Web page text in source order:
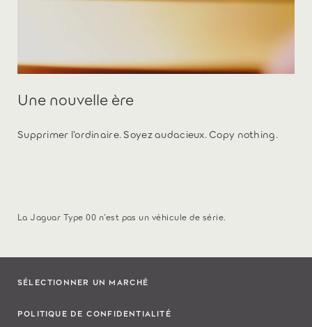
Une nouvelle ère
Supprimer l’ordinaire. Soyez audacieux. Copy nothing.
La Jaguar Type 00 n’est pas un véhicule de série.
SÉLECTIONNER UN MARCHÉ
POLITIQUE DE CONFIDENTIALITÉ